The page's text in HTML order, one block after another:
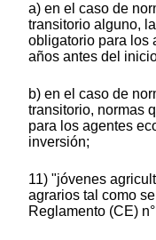
a) en el caso de
transitorio alguno,
obligatorio para los
años antes del
b) en el caso de
transitorio, normas
para los agentes
inversión;
11) "jóvenes
agrarios tal como
Reglamento (CE)